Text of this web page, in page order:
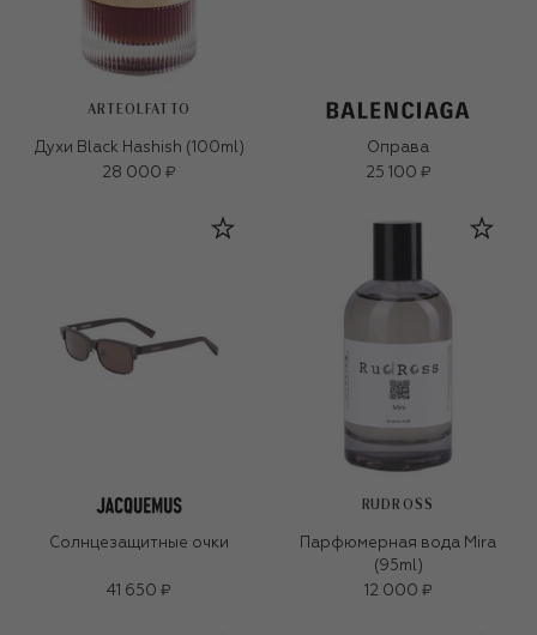
ARTEOLFATTO
Духи Black Hashish (100ml)
28 000 ₽
Оправа
25 100 ₽
Солнцезащитные очки
41 650 ₽
RUDROSS
Парфюмерная вода Mira
(95ml)
12 000 ₽